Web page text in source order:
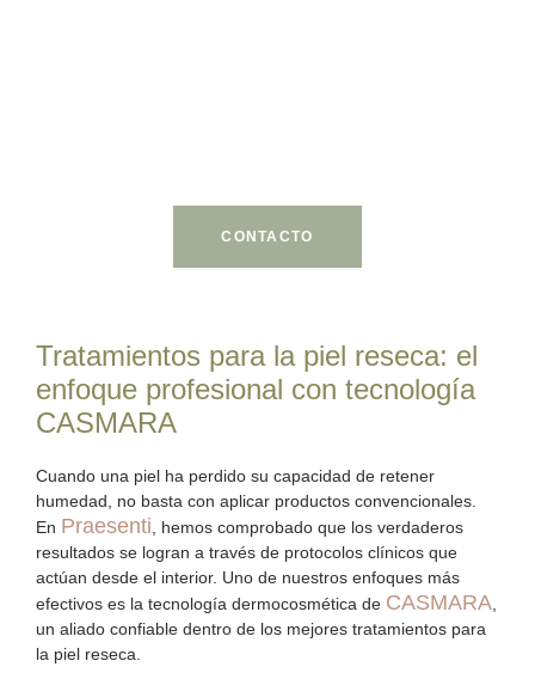
CONTACTO
Tratamientos para la piel reseca: el
enfoque profesional con tecnología
CASMARA
Cuando una piel ha perdido su capacidad de retener
humedad, no basta con aplicar productos convencionales.
En Praesenti , hemos comprobado que los verdaderos
resultados se logran a través de protocolos clínicos que
actúan desde el interior. Uno de nuestros enfoques más
efectivos es la tecnología dermocosmética de CASMARA
un aliado confiable dentro de los mejores tratamientos para
la piel reseca